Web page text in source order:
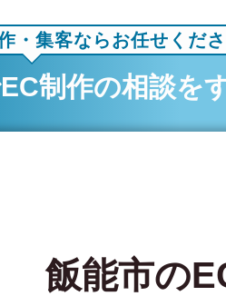
・集客ならお任せくだ
制作の相談を
飯能市の